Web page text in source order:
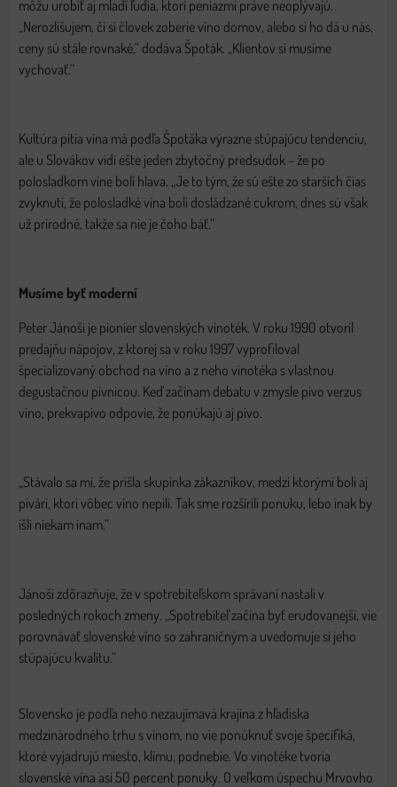
môžu urobiť aj mladí ľudia, ktorí peniazmi práve neoplývajú.
„Nerozlišujem, či si človek zoberie víno domov, alebo si ho dá u nás,
ceny sú stále rovnaké,“ dodáva Špoták. „Klientov si musíme
vychovať.“
Kultúra pitia vína má podľa Špotáka výrazne stúpajúcu tendenciu,
ale u Slovákov vidí ešte jeden zbytočný predsudok – že po
polosladkom víne bolí hlava. „Je to tým, že sú ešte zo starších čias
zvyknutí, že polosladké vína boli dosládzané cukrom, dnes sú však
už prírodné, takže sa nie je čoho báť.“
Musíme byť moderní
Peter Jánoši je pionier slovenských vinoték. V roku 1990 otvoril
predajňu nápojov, z ktorej sa v roku 1997 vyprofiloval
špecializovaný obchod na víno a z neho vinotéka s vlastnou
degustačnou pivnicou. Keď začínam debatu v zmysle pivo verzus
víno, prekvapivo odpovie, že ponúkajú aj pivo.
„Stávalo sa mi, že prišla skupinka zákazníkov, medzi ktorými boli aj
pivári, ktorí vôbec víno nepili. Tak sme rozšírili ponuku, lebo inak by
išli niekam inam.“
Jánoši zdôrazňuje, že v spotrebiteľskom správaní nastali v
posledných rokoch zmeny. „Spotrebiteľ začína byť erudovanejší, vie
porovnávať slovenské víno so zahraničným a uvedomuje si jeho
stúpajúcu kvalitu.“
Slovensko je podľa neho nezaujímavá krajina z hľadiska
medzinárodného trhu s vínom, no vie ponúknuť svoje špecifiká,
ktoré vyjadrujú miesto, klímu, podnebie. Vo vinotéke tvoria
slovenské vína asi 50 percent ponuky. O veľkom úspechu Mrvovho